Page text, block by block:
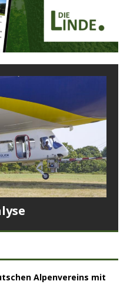
Alpenvereins mit